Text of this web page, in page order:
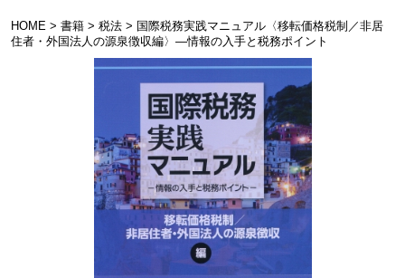
HOME> 書籍> 税法> 国際税務実践マニュアル〈移転価格税制／非居
住者・外国法人の源泉徴収編〉―情報の入手と税務ポイント